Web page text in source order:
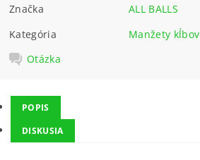
Značka
ALL BALLS
Kategória
Manžety kĺbov
Otázka
POPIS
DISKUSIA